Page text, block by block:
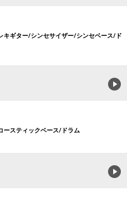
キギター/シンセサイザー/シンセベース/ド
ースティックベース/ドラム